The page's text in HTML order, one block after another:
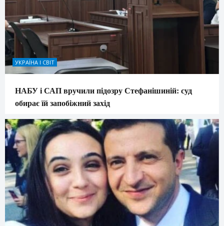
УКРАЇНА І СВІТ
НАБУ і САП вручили підозру Стефанішиній: суд
обирає їй запобіжний захід